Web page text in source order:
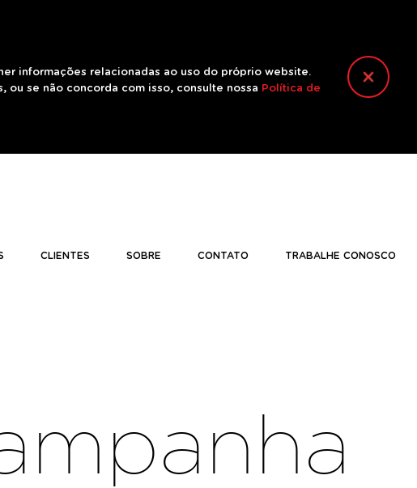
informações relacionadas ao uso do próprio website.
ou se não concorda com isso, consulte nossa Política de
CLIENTES SOBRE CONTATO TRABALHE CONOSCO